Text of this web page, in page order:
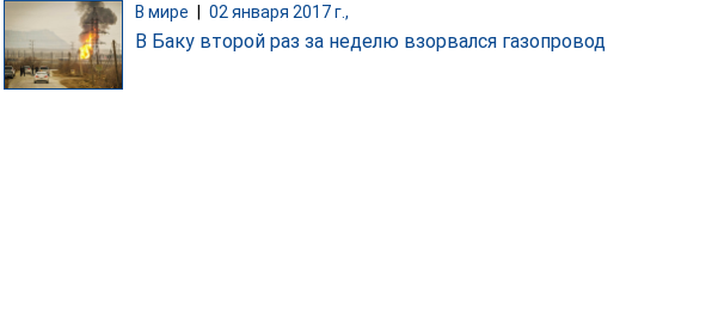
В мире 02 января 2017 г.,
В Баку второй раз за неделю взорвался газопровод